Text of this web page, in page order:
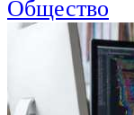
Общество